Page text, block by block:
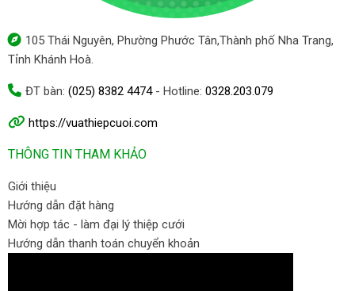
105 Thái Nguyên, Phường Phước Tân,Thành phố Nha Trang,
Tỉnh Khánh Hoà.
ĐT bàn: (025) 8382 4474- Hotline: 0328.203.079
https://vuathiepcuoi.com
THÔNG TIN THAM KHẢO
Giới thiệu
Hướng dẫn đặt hàng
Mời hợp tác - làm đại lý thiệp cưới
Hướng dẫn thanh toán chuyển khoản